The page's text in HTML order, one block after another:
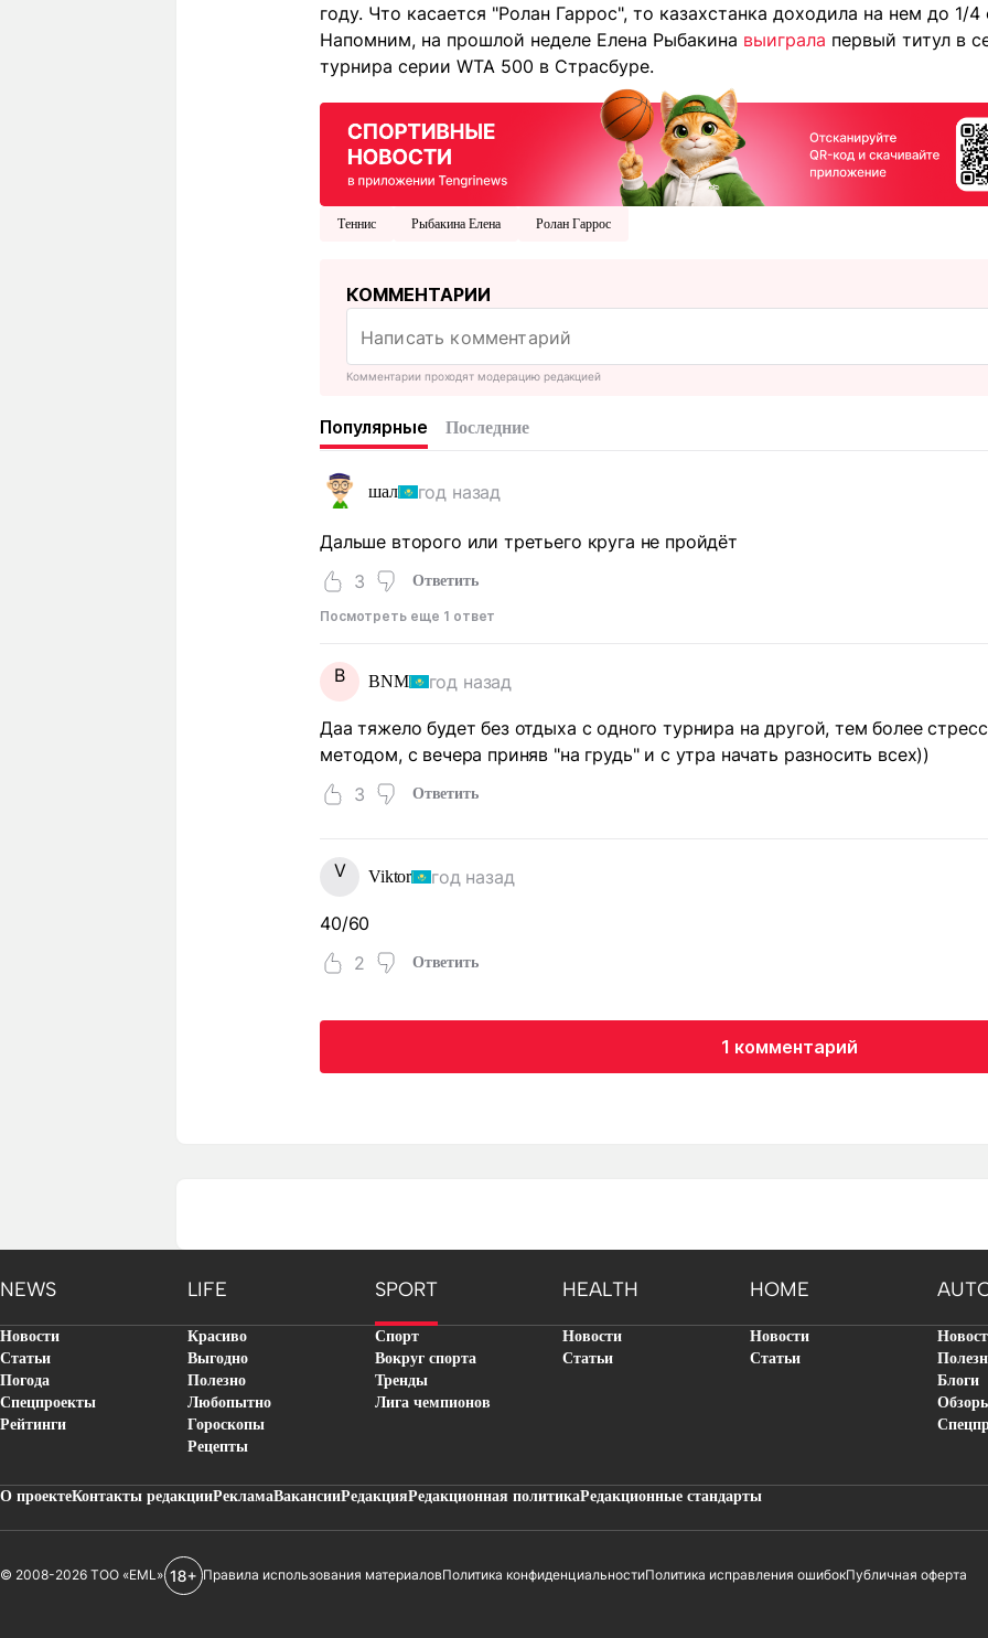
году. Что касается "Ролан Гаррос", то казахстанка доходила на нем до 1/
Напомним, на прошлой неделе Елена Рыбакина выиграла первый титул в
турнира серии WTA 500 в Страсбуре.
Теннис Рыбакина Елена Ролан Гаррос
КОММЕНТАРИИ
Комментарии проходят модерацию редакцией
Популярные Последние
шал год назад
Дальше второго или третьего круга не пройдёт
3
Ответить
Посмотреть еще 1 ответ
В ВNM год назад
Даа тяжело будет без отдыха с одного турнира на другой, тем более
методом, с вечера приняв "на грудь" и с утра начать разносить всех))
3
Ответить
V Viktor год назад
40/60
2
Ответить
1 комментарий
NEWS LIFE SPORT HEALTH HOME
Новости
Статьи
Погода
Спецпроекты
Рейтинги
Красиво
Выгодно
Полезно
Любопытно
Гороскопы
Рецепты
Спорт
Вокруг спорта
Тренды
Лига чемпионов
Новости
Статьи
Новости
Статьи
Блоги
О проектеКонтакты редакцииРекламаВакансииРедакцияРедакционная политикаРедакционные стандарты
© 2008-2026 ТОО «EML» Правила использования материаловПолитика конфиденциальностиПолитика исправления ошибокПубличная оферта